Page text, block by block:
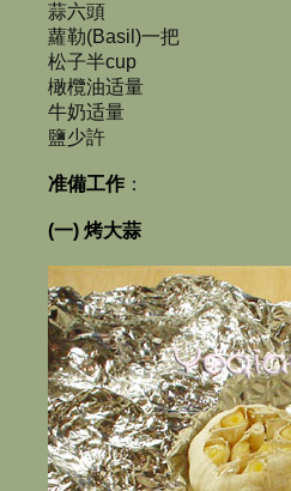
蒜六頭
蘿勒(Basil)一把
松子半cup
橄欖油适量
牛奶适量
鹽少許
准備工作 ：
(一) 烤大蒜